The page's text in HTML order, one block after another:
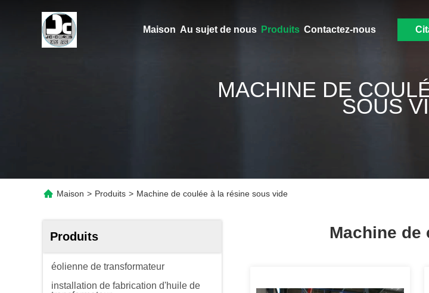
Maison Au sujet de nous Produits Contactez-nous
MACHINE DE
SOUS
Maison > Produits > Machine de coulée à la résine sous vide
Produits
éolienne de transformateur
installation de fabrication d'huile de
Machine de